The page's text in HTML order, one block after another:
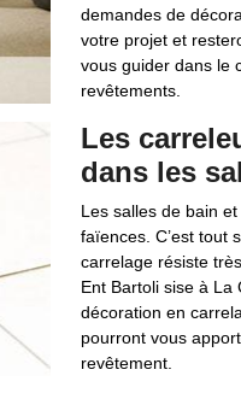
demandes de
votre projet et
vous guider dans le
revêtements.
Les
dans les
Les salles de bain
faïences. C’est tout
carrelage résiste
Ent Bartoli sise à La
décoration en
pourront vous
revêtement.